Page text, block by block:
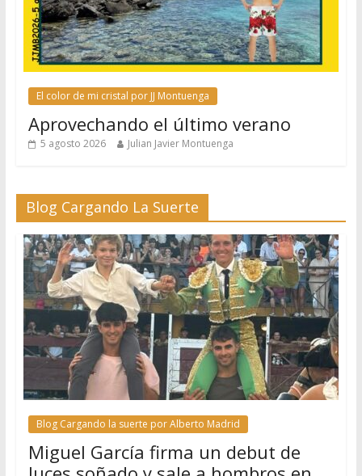
El color de mi cristal por JJ Montuenga
Aprovechando el último verano
5 agosto 2026 Julian Javier Montuenga
Blog Cargando La Suerte
Blog Cargando la suerte por Alberto Madrid
Miguel García firma un debut de